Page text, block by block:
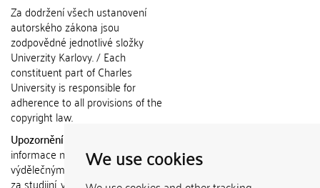
We use cookies
Za dodržení všech ustanovení
autorského zákona jsou
zodpovědné jednotlivé složky
Univerzity Karlovy. / Each
constituent part of Charles
University is responsible for
adherence to all provisions of the
copyright law.
Upozornění / Notice:
informace nemohou být použity k
výdělečným účelům nebo vydávány
za studijní, vědeckou nebo jinou